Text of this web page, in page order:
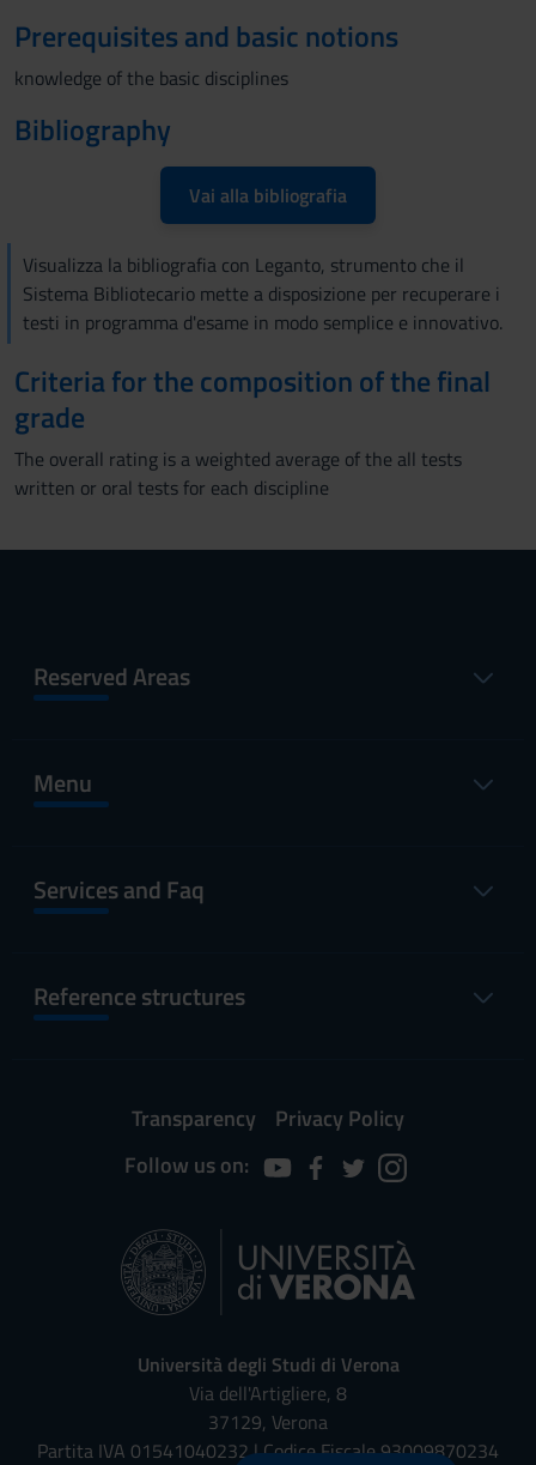
Prerequisites and basic notions
knowledge of the basic disciplines
Bibliography
Vai alla bibliografia
Visualizza la bibliografia con Leganto, strumento che il
Sistema Bibliotecario mette a disposizione per recuperare i
testi in programma d'esame in modo semplice e innovativo.
Criteria for the composition of the final
grade
The overall rating is a weighted average of the all tests
written or oral tests for each discipline
Reserved Areas
Menu
Services and Faq
Reference structures
Transparency
Privacy Policy
Follow us on:
Università degli Studi di Verona
Via dell'Artigliere, 8
37129, Verona
Partita IVA 01541040232 | Codice Fiscale 93009870234